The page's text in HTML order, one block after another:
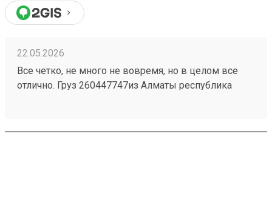
22.05.2026
Все четко, не много не вовремя, но в целом все
отлично. Груз 260447747из Алматы республика
погрузить . 4 звёзды только за неправильную